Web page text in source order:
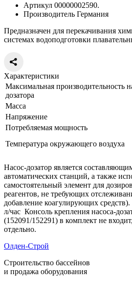
Артикул 00000002590.
Производитель Германия
Предназначен для перекачивания
системах водоподготовки
Характеристики
Максимальная производительность
дозатора
Масса
Напряжение
Потребляемая мощность
Температура окружающего воздуха
Насос-дозатор является
автоматических станций, а также
самостоятельный элемент для
реагентов, не требующих
добавление коагулирующих
л/час Консоль крепления насоса-
(152091/152291) в комплект не
отдельно.
Олден-Строй
Строительство бассейнов
и продажа оборудования